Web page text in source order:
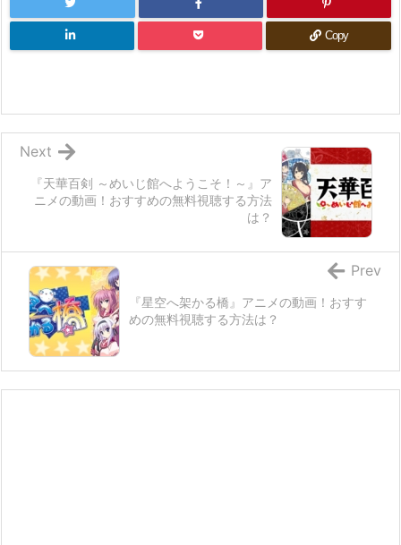
Copy
『天華百剣 ～めいじ館へようこそ！～』ア
ニメの動画！おすすめの無料視聴する方法
は？
Next
『星空へ架かる橋』アニメの動画！おすす
めの無料視聴する方法は？
Prev